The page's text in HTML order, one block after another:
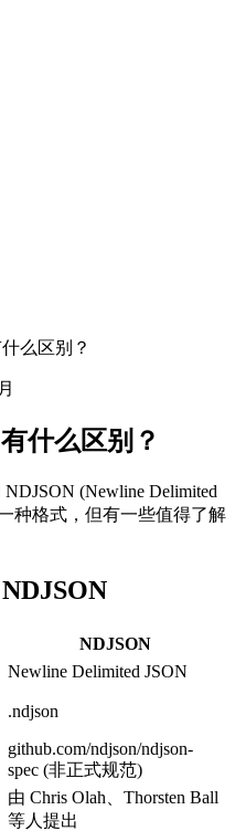
么区别？
什么区别？
(Newline Delimited
种格式，但有一些值得了解
NDJSON
Newline Delimited JSON
.ndjson
github.com/ndjson/ndjson-
spec (非正式规范)
由 Chris Olah、Thorsten Ball
等人提出